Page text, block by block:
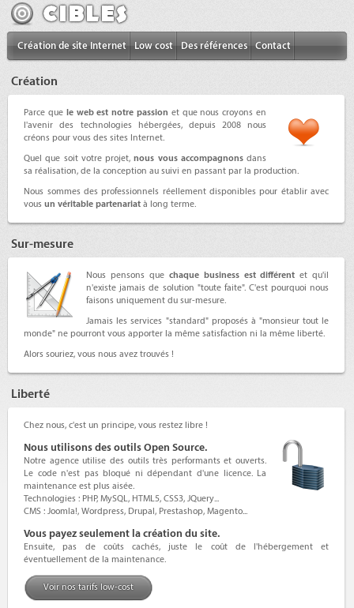
Création de site Internet Low cost Des références Contact
Création
Parce que le web est notre passion et que nous croyons en
l'avenir des technologies hébergées, depuis 2008 nous
créons pour vous des sites Internet.
Quel que soit votre projet,nous vous accompagnonsdans
sa réalisation, de la conception au suivi en passant par la production.
Nous sommes des professionnels réellement disponibles pour établir avec
vousun véritable partenariat à long terme.
Sur-mesure
Nous pensons que chaque business est différent et qu'il
n'existe jamais de solution "toute faite". C'est pourquoi nous
faisons uniquement du sur-mesure.
Jamais les services "standard" proposés à "monsieur tout le
monde" ne pourront vous apporter la même satisfaction ni la même liberté.
Alors souriez, vous nous avez trouvés !
Liberté
Chez nous, c'est un principe, vous restez libre !
Nous utilisons des outils Open Source.
Notre agence utilise des outils très performants et ouverts.
Le code n'est pas bloqué ni dépendant d'une licence. La
maintenance est plus aisée.
Technologies : PHP, MySQL, HTML5, CSS3, JQuery...
CMS : Joomla!, Wordpress, Drupal, Prestashop, Magento...
Vous payez seulement la création du site.
Ensuite,pas de coûts cachés, juste le coût de l'hébergement et
éventuellement de la maintenance.
Voir nos tarifs low-cost